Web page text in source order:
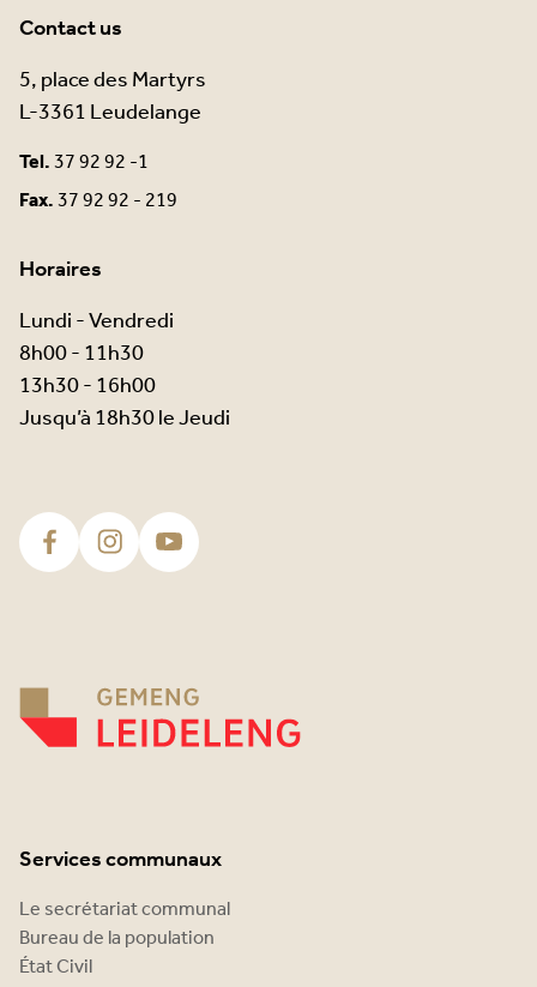
Contact us
5, place des Martyrs
L-3361 Leudelange
Tel.37 92 92 -1
Fax.37 92 92 - 219
Horaires
Lundi - Vendredi
8h00 - 11h30
13h30 - 16h00
Jusqu’à 18h30 le Jeudi
Services communaux
Le secrétariat communal
Bureau de la population
État Civil